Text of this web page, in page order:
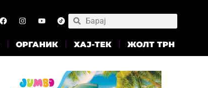
ОРГАНИК ХАЈ-ТЕК ЖОЛТ ТРН